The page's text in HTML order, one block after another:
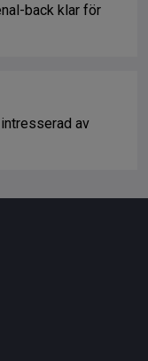
back klar för
av